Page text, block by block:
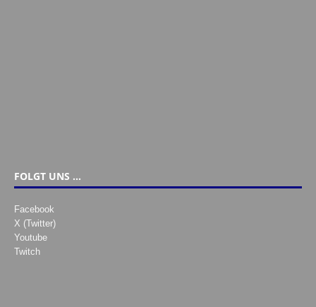
FOLGT UNS …
Facebook
X (Twitter)
Youtube
Twitch